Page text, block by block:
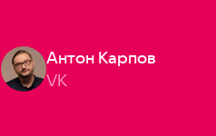
Антон Карпов
VK